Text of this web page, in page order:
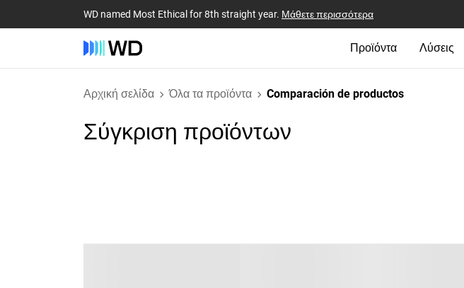
WD named Most Ethical for 8th straight year. Μάθετε περισσότερα
Προϊόντα Λύσεις
Αρχική σελίδα Όλα τα προϊόντα Comparación de productos
Σύγκριση προϊόντων